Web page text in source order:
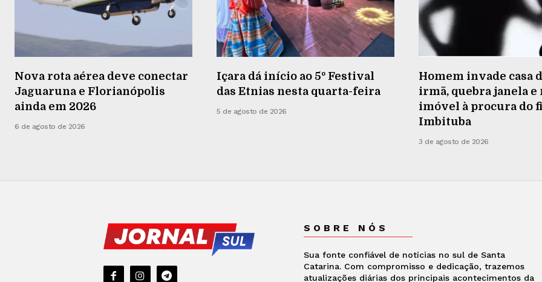
Nova rota aérea deve conectar
Jaguaruna e Florianópolis
ainda em 2026
6 de agosto de 2026
Içara dá início ao 5º Festival
das Etnias nesta quarta-feira
5 de agosto de 2026
Homem invade casa
irmã, quebra janela
imóvel à procura do
Imbituba
3 de agosto de 2026
SOBRE NÓS
Sua fonte confiável de notícias no sul de Santa
Catarina. Com compromisso e dedicação, trazemos
atualizações diárias dos principais acontecimentos da